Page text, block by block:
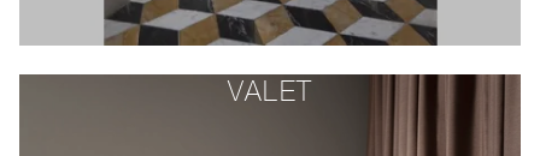
VALET